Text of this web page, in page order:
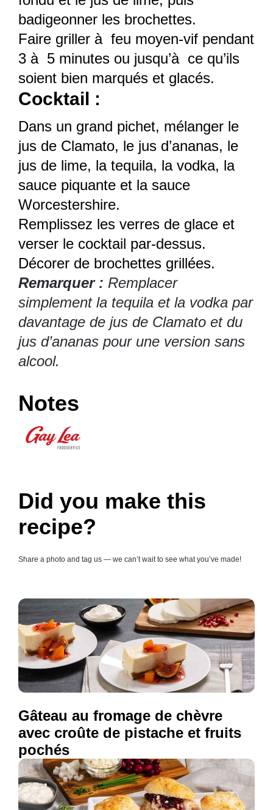
badigeonner les brochettes.
Faire griller à feu moyen-vif pendant
3 à 5 minutes ou jusqu’à ce qu’ils
soient bien marqués et glacés.
Cocktail :
Dans un grand pichet, mélanger le
jus de Clamato, le jus d’ananas, le
jus de lime, la tequila, la vodka, la
sauce piquante et la sauce
Worcestershire.
Remplissez les verres de glace et
verser le cocktail par-dessus.
Décorer de brochettes grillées.
Remarquer : Remplacer
simplement la tequila et la vodka par
davantage de jus de Clamato et du
jus d’ananas pour une version sans
alcool.
Notes
Did you make this
recipe?
Share a photo and tag us — we can’t wait to see what you’ve made!
Gâteau au fromage de chèvre
avec croûte de pistache et fruits
pochés